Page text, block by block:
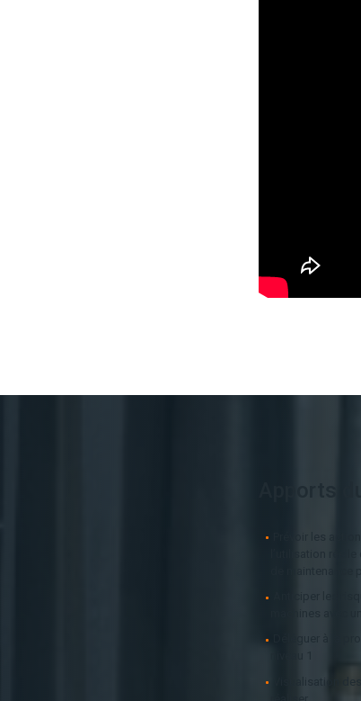
Apports
Prévoir les
l’utilisation
de maintenance
Anticiper les
machines avec
Déléguer à la
Visualisation